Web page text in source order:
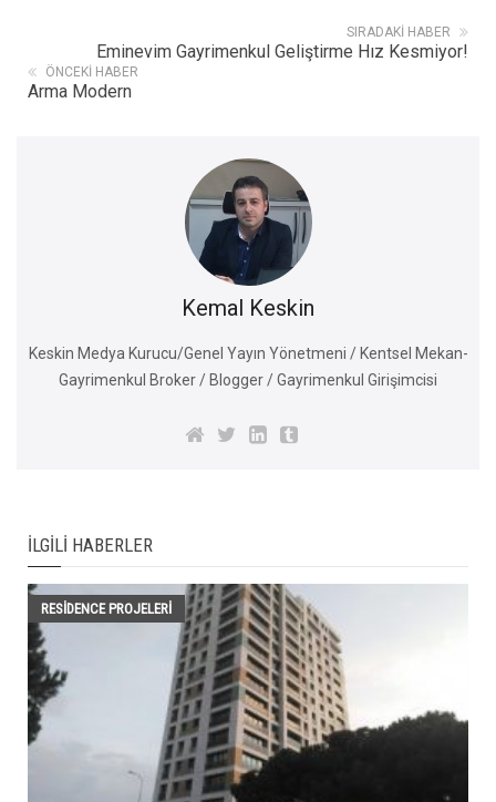
SIRADAKI HABER
Eminevim Gayrimenkul Geliştirme Hız Kesmiyor!
ÖNCEKI HABER
Arma Modern
Kemal Keskin
Keskin Medya Kurucu/Genel Yayın Yönetmeni / Kentsel Mekan-
Gayrimenkul Broker / Blogger / Gayrimenkul Girişimcisi
İLGILI HABERLER
RESIDENCE PROJELERI